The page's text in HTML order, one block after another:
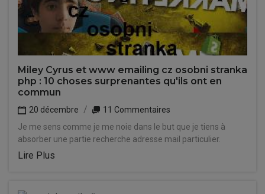
Miley Cyrus et www emailing cz osobni stranka
php : 10 choses surprenantes qu'ils ont en
commun
20 décembre
11 Commentaires
Je me sens comme je me noie dans le but que je tiens à
absorber une partie recherche adresse mail particulier.
Lire Plus